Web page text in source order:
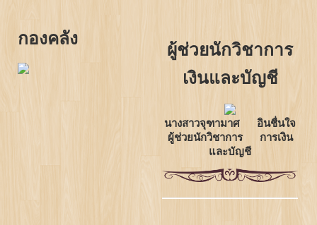
กองคลัง
ผู้ช่วยนักวิชาการ
เงินและบัญชี
นางสาวจุฑามาศ อินชื่นใจ
ผู้ช่วยนักวิชาการ การเงิน
และบัญชี